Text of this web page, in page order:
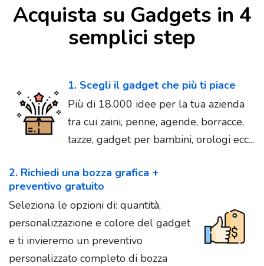
Acquista su Gadgets in 4
semplici step
1. Scegli il gadget che più ti piace
Più di 18.000 idee per la tua azienda
tra cui zaini, penne, agende, borracce,
tazze, gadget per bambini, orologi ecc...
2. Richiedi una bozza grafica +
preventivo gratuito
Seleziona le opzioni di: quantità,
personalizzazione e colore del gadget
e ti invieremo un preventivo
personalizzato completo di bozza